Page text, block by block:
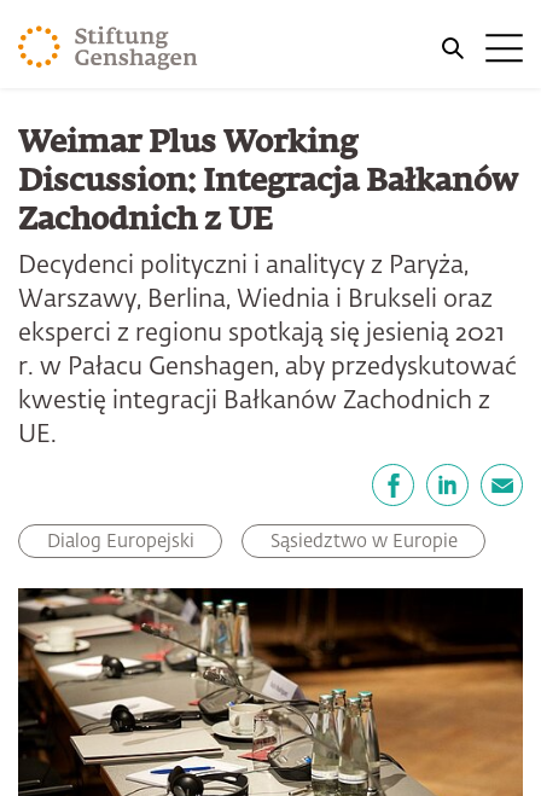
PRZJDŹ DO TREŚCI GŁÓWNEJ
PRZEJDŹ DO WYSZUKIWARKI
Weimar Plus Working
Discussion: Integracja Bałkanów
Zachodnich z UE
Decydenci polityczni i analitycy z Paryża,
Warszawy, Berlina, Wiednia i Brukseli oraz
eksperci z regionu spotkają się jesienią 2021
r. w Pałacu Genshagen, aby przedyskutować
kwestię integracji Bałkanów Zachodnich z
UE.
Dialog Europejski Sąsiedztwo w Europie